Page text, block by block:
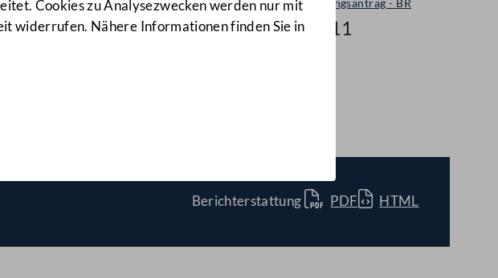
Cookies zu Analysezwecken werden nur mit
widerrufen. Nähere Informationen finden Sie in
Selbständiger Entschließungsantrag - BR
186/A(E)-BR/2011
Berichterstattung PDF HTML